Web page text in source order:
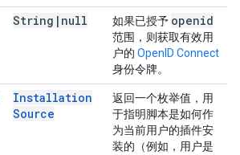
String | null 如果已授予 openid
范围，则获取有效用
户的 Open ID Connect
身份令牌。
Installation
Source
返回一个枚举值，用
于指明脚本是如何作
为当前用户的插件安
装的（例如，用户是